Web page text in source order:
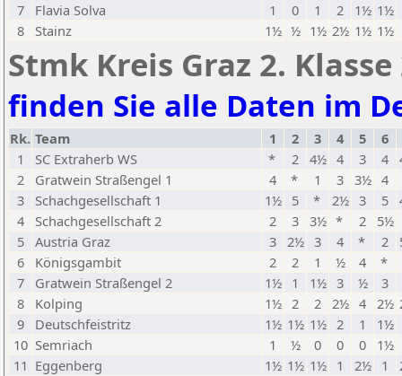
7
Flavia Solva 1 0 1 2 1½ 1½
8
Stainz 1½ ½ 1½ 2½ 1½ 1½
Stmk Kreis Graz 2.
finden Sie alle Daten im
Rk. Team 1 2 3 4 5
6
1
SC Extraherb WS * 2 4½ 4 3 4
2
Gratwein Straßengel 1 4 * 1 3 3½ 4
3
Schachgesellschaft 1 1½ 5 * 2½ 3 5
4
Schachgesellschaft 2 2 3 3½ * 2
5½
5 Austria Graz 3 2½ 3 4 * 2
6
Königsgambit 2 2 1 ½ 4
*
7
Gratwein Straßengel 2 1½ 1 1½ 3 ½ 3
8
Kolping 1½ 2 2 2½ 4 2½
9
Deutschfeistritz 1½ 1½ 1½ 2 1
1½
10 Semriach 1 ½ 0 0 0
1½
11 Eggenberg 1½ 1½ 1½ 1 2½ 1